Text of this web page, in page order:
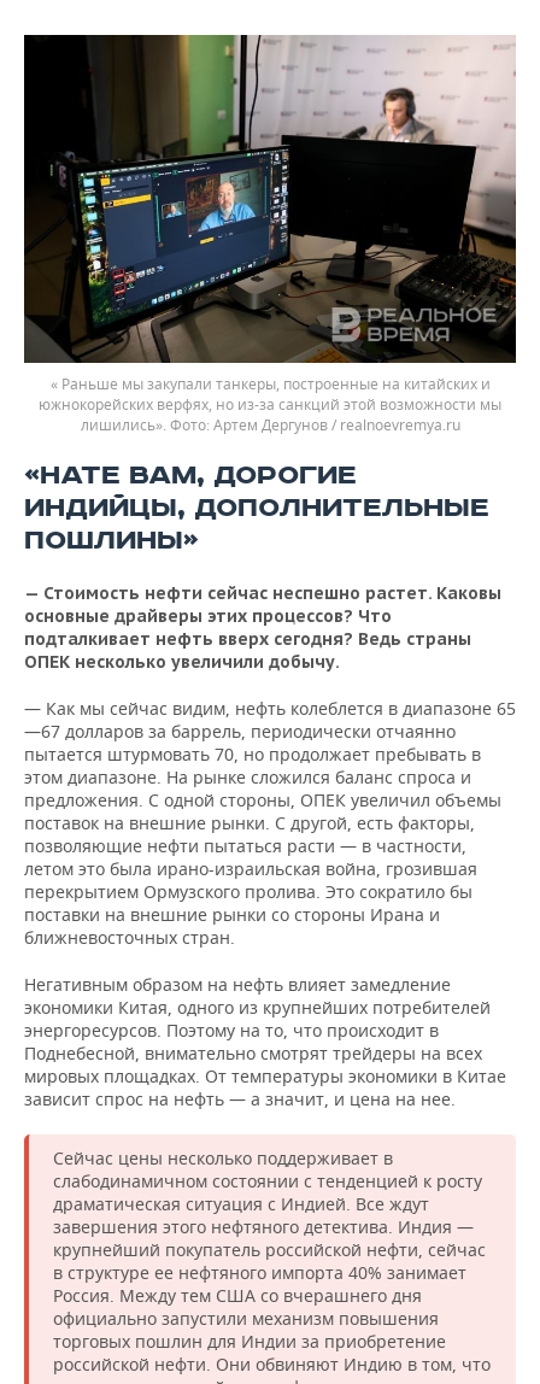
« Раньше мы закупали танкеры, построенные на китайских и
южнокорейских верфях, но из-за санкций этой возможности мы
лишились».
Артем Дергунов / realnoevremya.ru
«НАТЕ ВАМ, ДОРОГИЕ
ИНДИЙЦЫ, ДОПОЛНИТЕЛЬНЫЕ
ПОШЛИНЫ»
— Стоимость нефти сейчас неспешно растет. Каковы
основные драйверы этих процессов? Что
подталкивает нефть вверх сегодня? Ведь страны
ОПЕК несколько увеличили добычу.
— Как мы сейчас видим, нефть колеблется в диапазоне 65
—67 долларов за баррель, периодически отчаянно
пытается штурмовать 70, но продолжает пребывать в
этом диапазоне. На рынке сложился баланс спроса и
предложения. С одной стороны, ОПЕК увеличил объемы
поставок на внешние рынки. С другой, есть факторы,
позволяющие нефти пытаться расти — в частности,
летом это была ирано-израильская война, грозившая
перекрытием Ормузского пролива. Это сократило бы
поставки на внешние рынки со стороны Ирана и
ближневосточных стран.
Негативным образом на нефть влияет замедление
экономики Китая, одного из крупнейших потребителей
энергоресурсов. Поэтому на то, что происходит в
Поднебесной, внимательно смотрят трейдеры на всех
мировых площадках. От температуры экономики в Китае
зависит спрос на нефть — а значит, и цена на нее.
Сейчас цены несколько поддерживает в
слабодинамичном состоянии с тенденцией к росту
драматическая ситуация с Индией. Все ждут
завершения этого нефтяного детектива. Индия —
крупнейший покупатель российской нефти, сейчас
в структуре ее нефтяного импорта 40% занимает
Россия. Между тем США со вчерашнего дня
официально запустили механизм повышения
торговых пошлин для Индии за приобретение
российской нефти. Они обвиняют Индию в том, что